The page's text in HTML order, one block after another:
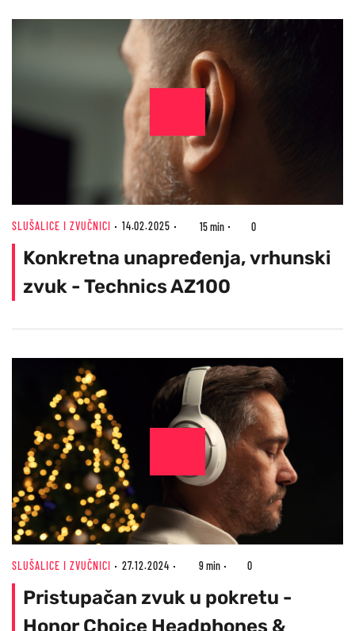
SLUŠALICE I ZVUČNICI 14.02.2025 15 min 0
Konkretna unapređenja, vrhunski
zvuk - Technics AZ100
SLUŠALICE I ZVUČNICI 27.12.2024 9 min 0
Pristupačan zvuk u pokretu -
Honor Choice Headphones &